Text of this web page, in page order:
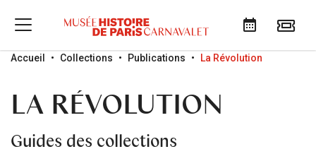
Go to menu
Go to content
Go to search
Accueil Collections Publications La Révolution
LA RÉVOLUTION
Guides des collections